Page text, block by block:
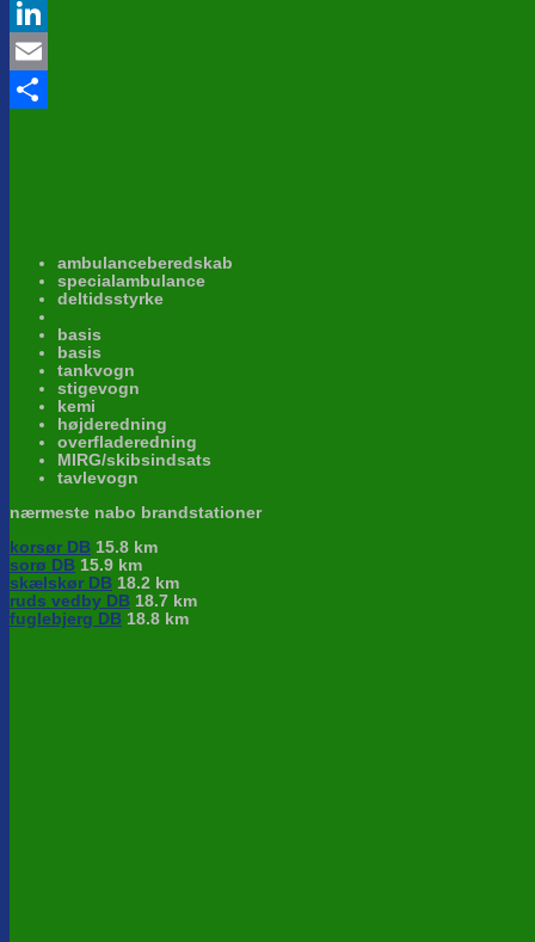
Twitter
LinkedIn
Email
ambulanceberedskab
specialambulance
deltidsstyrke
basis
basis
tankvogn
stigevogn
kemi
højderedning
overfladeredning
MIRG/skibsindsats
tavlevogn
nærmeste nabo brandstationer
korsør DB 15.8 km
sorø DB 15.9 km
skælskør DB 18.2 km
ruds vedby DB 18.7 km
fuglebjerg DB 18.8 km